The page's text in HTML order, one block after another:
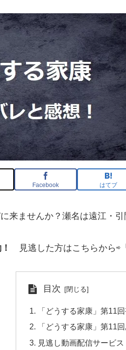
Facebook はてブ
来ませんか？瀬名は遠江・
！ 見逃した方はこちらから⇨「
目次
「どうする家康」第11
「どうする家康」第11
見逃し動画配信サービス